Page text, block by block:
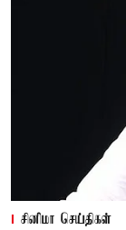
சினிமா செய்திகள்